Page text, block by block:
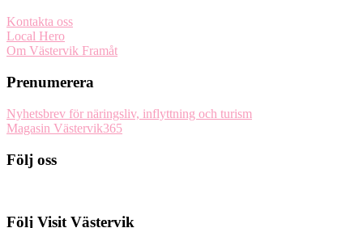
Kontakta oss
Local Hero
Om Västervik Framåt
Prenumerera
Nyhetsbrev för näringsliv, inflyttning och turism
Magasin Västervik365
Följ oss
Följ Visit Västervik